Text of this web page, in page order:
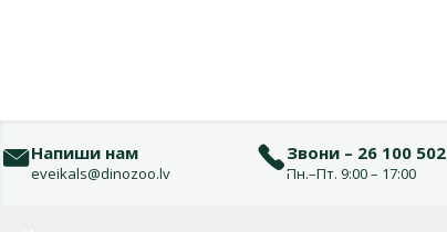
Напиши нам
eveikals@dinozoo.lv
Звони – 26 100 502
Пн.–Пт. 9:00 – 17:00